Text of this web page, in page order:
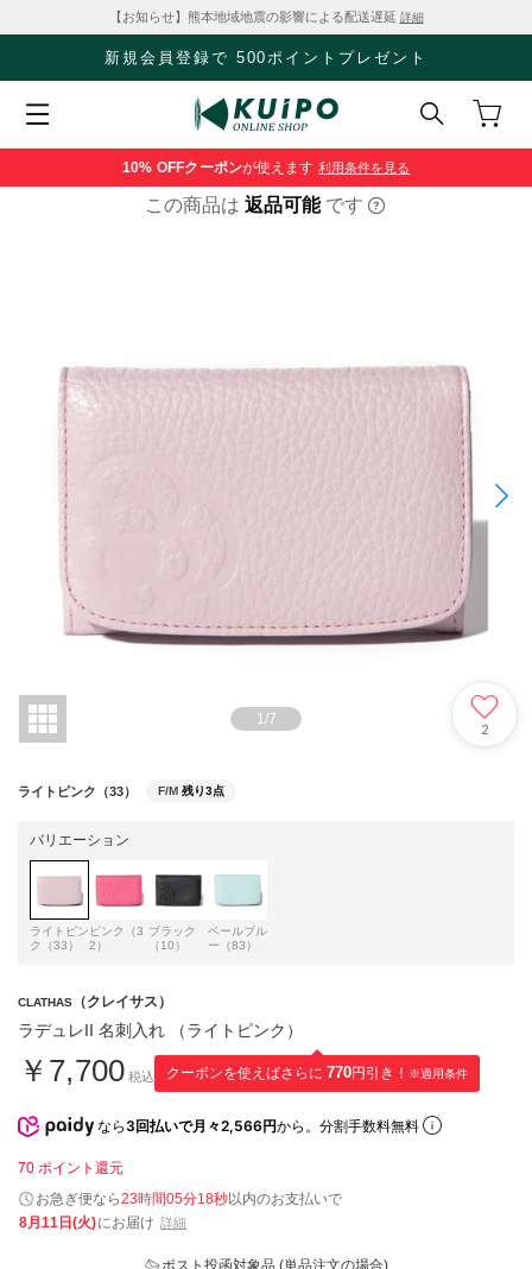
【お知らせ】熊本地域地震の影響による配送遅延 詳細
新規会員登録で 500ポイントプレゼント
10% OFFクーポンが使えます 利用条件を見る
この商品は 返品可能 です
1/7
2
ライトピンク（33） F/M 残り3点
バリエーション
ライトピン
ク（33）
ピンク（3
2）
ブラック
（10）
ペールブル
ー（83）
CLATHAS （クレイサス）
ラデュレII 名刺入れ （ライトピンク）
￥7,700 税込 クーポンを使えばさらに 770円引き！ ※適用条件
なら 3回払いで月々2,566円から。分割手数料無料
70 ポイント還元
お急ぎ便なら23時間05分17秒以内のお支払いで
8月11日(火)にお届け 詳細
ポスト投函対象品 (単品注文の場合)